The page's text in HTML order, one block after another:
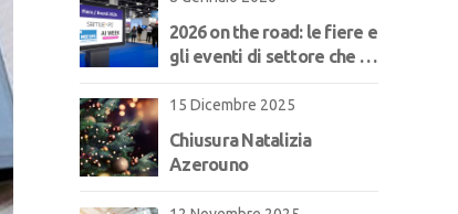
2026 on the road: le fiere e
gli eventi di settore che ci
15 Dicembre 2025
Chiusura Natalizia
Azerouno